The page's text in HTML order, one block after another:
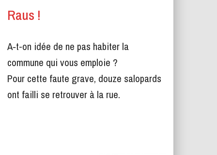
Raus !
A‑t-on idée de ne pas habiter la
commune qui vous emploie ?
Pour cette faute grave, douze salopards
ont failli se retrouver à la rue.